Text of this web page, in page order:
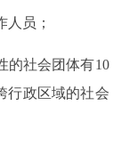
人员；
的社会团体有10
行政区域的社会